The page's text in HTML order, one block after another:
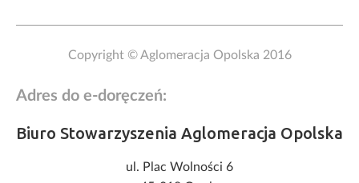
Copyright © Aglomeracja Opolska 2016
Adres do e-doręczeń:
Biuro Stowarzyszenia Aglomeracja Opolska
ul. Plac Wolności 6